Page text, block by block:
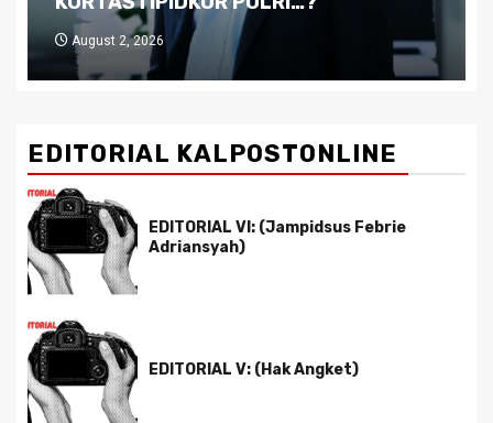
July 29, 2026
EDITORIAL KALPOSTONLINE
EDITORIAL VI: (Jampidsus Febrie
Adriansyah)
EDITORIAL V: (Hak Angket)